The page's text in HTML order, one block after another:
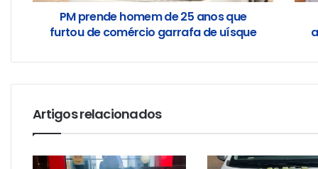
PM prende homem de 25 anos que
furtou de comércio garrafa de uísque
Artigos relacionados